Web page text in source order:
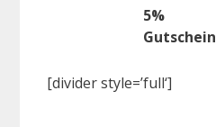
5%
Gutschein
[divider style=’full‘]